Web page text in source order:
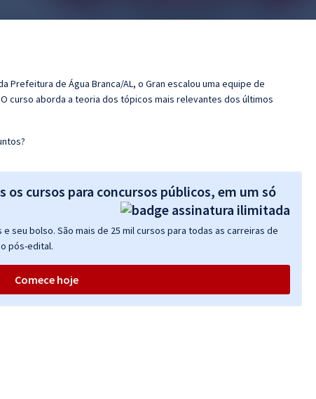
Prefeitura de Água Branca/AL, o Gran escalou uma equipe de
curso aborda a teoria dos tópicos mais relevantes dos últimos
cursos para concursos públicos, em um só
seu bolso. São mais de 25 mil cursos para todas as carreiras de
pós-edital.
Comece hoje